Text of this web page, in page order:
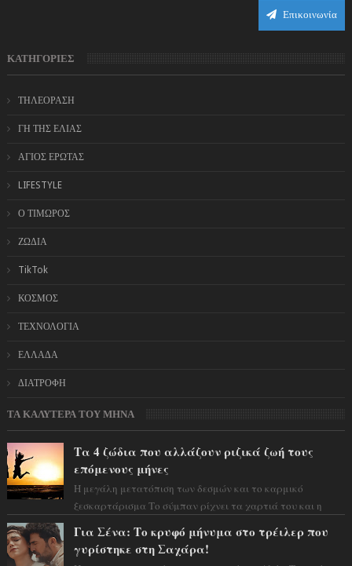
Επικοινωνία
ΚΑΤΗΓΟΡΙΕΣ
ΤΗΛΕΟΡΑΣΗ
ΓΗ ΤΗΣ ΕΛΙΑΣ
ΑΓΙΟΣ ΕΡΩΤΑΣ
LIFESTYLE
Ο ΤΙΜΩΡΟΣ
ΖΩΔΙΑ
TikTok
ΚΟΣΜΟΣ
ΤΕΧΝΟΛΟΓΙΑ
ΕΛΛΑΔΑ
ΔΙΑΤΡΟΦΗ
ΤΑ ΚΑΛΥΤΕΡΑ ΤΟΥ ΜΗΝΑ
Τα 4 ζώδια που αλλάζουν ριζικά ζωή τους
επόμενους μήνες
Η μεγάλη μετατόπιση των δεσμών και το καρμικό
ξεσκαρτάρισμα Το σύμπαν ρίχνει τα χαρτιά του και η
Για Σένα: Το κρυφό μήνυμα στο τρέιλερ που
γυρίστηκε στη Σαχάρα!